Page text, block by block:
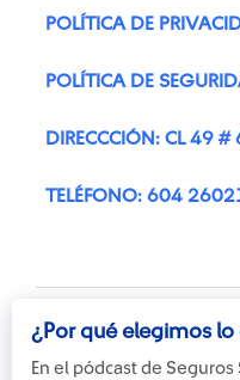
¿Por qué elegimos
En el pódcast de
POLÍTICA DE
POLÍTICA DE
DIRECCCIÓN: CL 49
TELÉFONO: 604